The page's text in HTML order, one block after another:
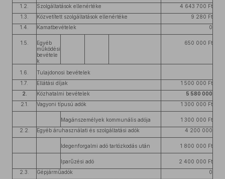
1.2.
Szolgáltatások ellenértéke
4 643 700 Ft
1.3.
Közvetített szolgáltatások ellenértéke
9 280 Ft
1.4.
Kamatbevételek 0
1.5.
Egyéb
működési
bevétele
k
650 000 Ft
1.6.
Tulajdonosi bevételek
1.7.
Ellátási díjak
1 500 000 Ft
2.
Közhatalmi bevételek
5 580 000
2.1.
Vagyoni típusú adók 1 300 000 Ft
Magánszemélyek kommunális adója
1 300 000 Ft
2.2.
Egyéb áruhasználati és szolgáltatási adók 4 200 000
Idegenforgalmi adó tartózkodás után 1 800 000 Ft
Iparűzési adó
2 400 000 Ft
2.3.
Gépjárműadók
0